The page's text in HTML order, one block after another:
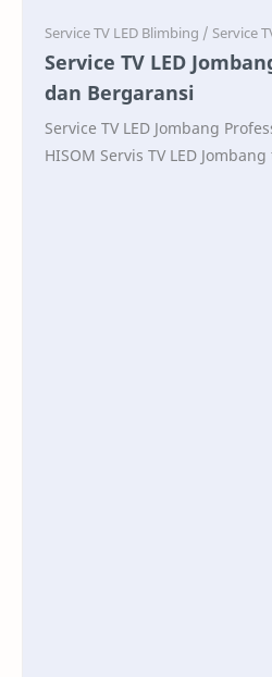
Service Service
Service TV LED
dan Bergaransi
Service TV LED Jombang
HISOM Servis TV LED